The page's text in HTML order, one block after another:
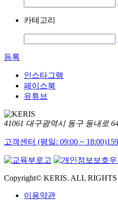
카테고리
등록
인스타그램
페이스북
유튜브
41061 대구광역시 동구 동내로
고객센터 (평일: 09:00 ~ 18:00)
Copyright© KERIS. ALL RIGHTS
이용약관